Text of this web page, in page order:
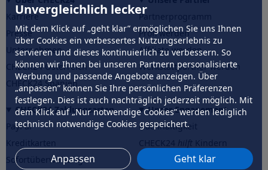
Unvergleichlich lecker
Mit dem Klick auf „geht klar” ermöglichen Sie uns Ihnen
über Cookies ein verbessertes Nutzungserlebnis zu
servieren und dieses kontinuierlich zu verbessern. So
können wir Ihnen bei unseren Partnern personalisierte
Werbung und passende Angebote anzeigen. Über
„anpassen” können Sie Ihre persönlichen Präferenzen
festlegen. Dies ist auch nachträglich jederzeit möglich. Mit
dem Klick auf „Nur notwendige Cookies” werden lediglich
technisch notwendige Cookies gespeichert.
Anpassen Geht klar
Karriere
Presse
Unternehmen
CHECK24 Österreich
CHECK24 Spanien
Partnerprogramm
Profi werden
Affiliate werden
Werkstattpartner werden
CHECK24 Zahlungsarten
PayPal
Sofortüberweisung
Unser Engagement
Nachhaltigkeit
CHECK24hilftder Natur